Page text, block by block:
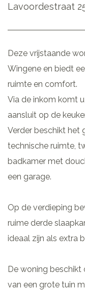
Lavoordestraat
Deze vrijstaande
Wingene en biedt
ruimte en comfort.
Via de inkom komt
aansluit op de
Verder beschikt het
technische ruimte,
badkamer met
een garage.
Op de verdieping
ruime derde
ideaal zijn als extra
De woning beschikt
van een grote tuin